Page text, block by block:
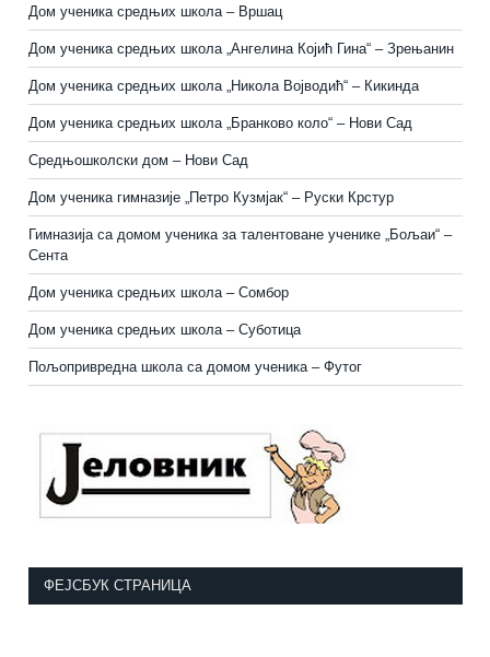
Дом ученика средњих школа – Вршац
Дом ученика средњих школа „Ангелина Којић Гина“ – Зрењанин
Дом ученика средњих школа „Никола Војводић“ – Кикинда
Дом ученика средњих школа „Бранково коло“ – Нови Сад
Средњошколски дом – Нови Сад
Дом ученика гимназије „Петро Кузмјак“ – Руски Крстур
Гимназија са домом ученика за талентоване ученике „Бољаи“ –
Сента
Дом ученика средњих школа – Сомбор
Дом ученика средњих школа – Суботица
Пољопривредна школа са домом ученика – Футог
ФЕЈСБУК СТРАНИЦА